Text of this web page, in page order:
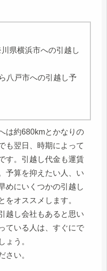
県横浜市への引越し
八戸市への引越し予
は約680kmとかなりの
も翌日、時期によって
す。引越し代金も運賃
予算を抑えたい人、い
めにいくつかの引越し
をオススメします。
越し会社もあると思い
ている人は、すぐにで
ょう。
さい。